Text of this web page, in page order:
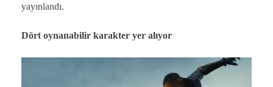
yayınlandı.
Dört oynanabilir karakter yer alıyor